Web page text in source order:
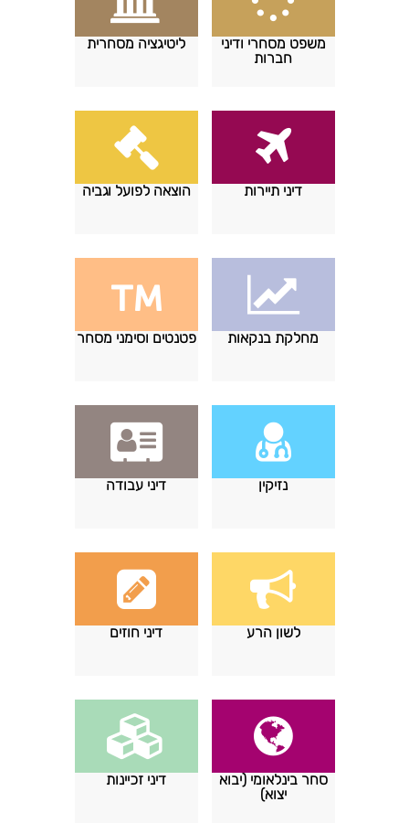
משפט מסחרי ודיני
חברות
ליטיגציה מסחרית
דיני תיירות הוצאה לפועל וגביה
מחלקת בנקאות פטנטים וסימני מסחר
נזיקין דיני עבודה
לשון הרע דיני חוזים
סחר בינלאומי (יבוא
יצוא)
דיני זכיינות